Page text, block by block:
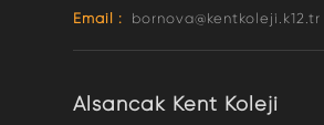
Email :
bornova@kentkoleji.k12.tr
Alsancak Kent Koleji